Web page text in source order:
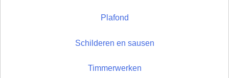
Plafond
Schilderen en sausen
Timmerwerken